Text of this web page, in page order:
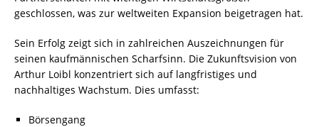
geschlossen, was zur weltweiten Expansion beigetragen hat.
Sein Erfolg zeigt sich in zahlreichen Auszeichnungen für
seinen kaufmännischen Scharfsinn. Die Zukunftsvision von
Arthur Loibl konzentriert sich auf langfristiges und
nachhaltiges Wachstum. Dies umfasst:
Börsengang